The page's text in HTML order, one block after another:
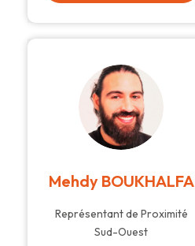
Mehdy BOUKHALFA
Représentant de Proximité
Sud-Ouest